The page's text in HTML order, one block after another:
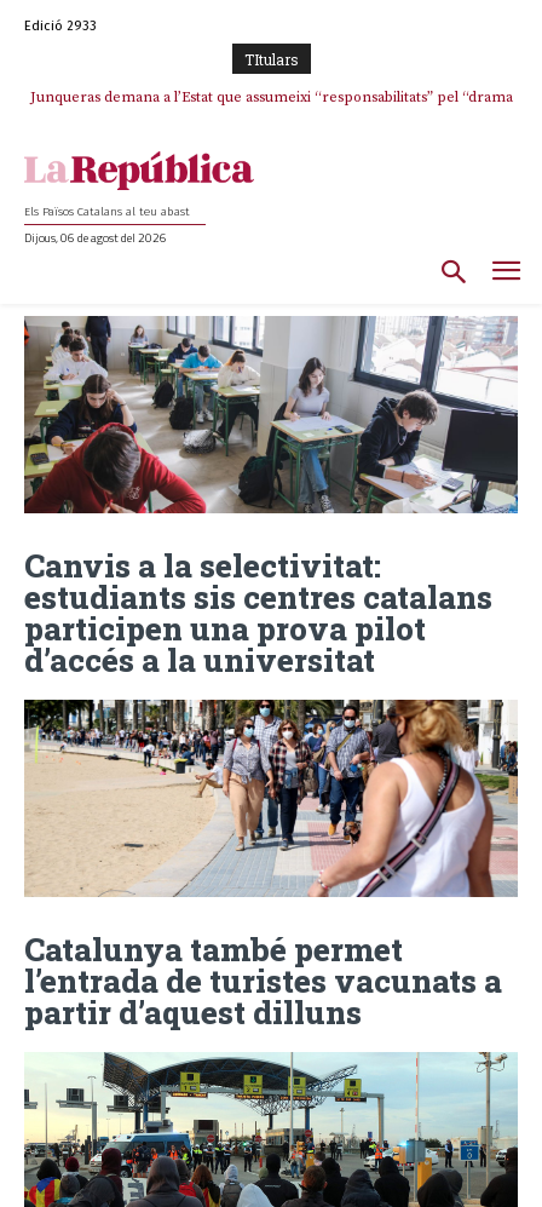
Edició 2933
TItulars
Junqueras demana a l’Estat que assumeixi “responsabilitats” pel “drama
Els Països Catalans al teu abast
Dijous, 06 de agost del 2026
Canvis a la selectivitat:
estudiants sis centres catalans
participen una prova pilot
d’accés a la universitat
Catalunya també permet
l’entrada de turistes vacunats a
partir d’aquest dilluns